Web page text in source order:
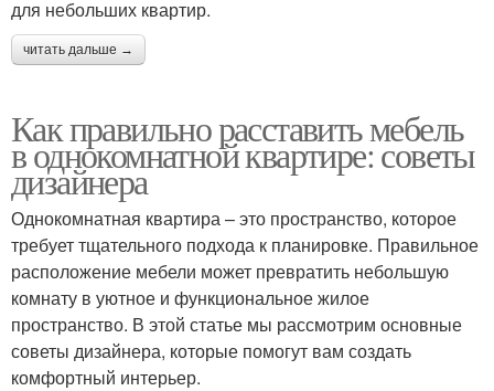
для небольших квартир.
читать дальше →
Как правильно расставить мебель
в однокомнатной квартире: советы
дизайнера
Однокомнатная квартира – это пространство, которое
требует тщательного подхода к планировке. Правильное
расположение мебели может превратить небольшую
комнату в уютное и функциональное жилое
пространство. В этой статье мы рассмотрим основные
советы дизайнера, которые помогут вам создать
комфортный интерьер.